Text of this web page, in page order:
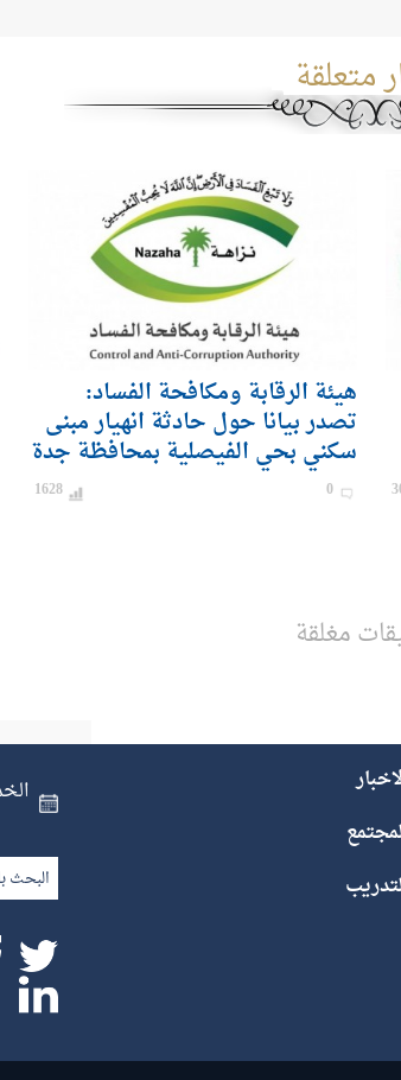
متعلقة
هيئة الرقابة ومكافحة الفساد:
تصدر بيانا حول حادثة انهيار مبنى
سكني بحي الفيصلية بمحافظة جدة
0
1628
مغلقة